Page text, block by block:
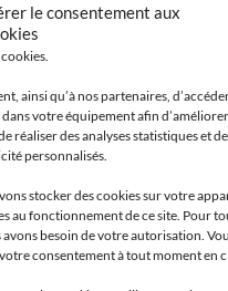
le consentement aux
ainsi qu’à nos partenaires,
votre équipement afin
réaliser des analyses statistiques et
personnalisés.
stocker des cookies sur votre
au fonctionnement de ce site. Pour
avons besoin de votre autorisation.
consentement à tout moment en
possible.
une équipe soudée et
avantages :
sur 13 mois
participation et
pris en charge à